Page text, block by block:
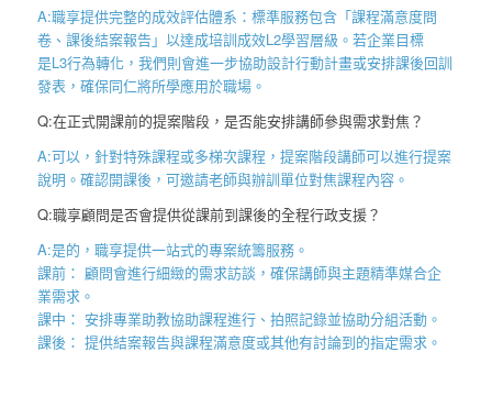
A:職享提供完整的成效評估體系：標準服務包含「課程滿意度問
卷、課後結案報告」以達成培訓成效L2學習層級。若企業目標
是L3行為轉化，我們則會進一步協助設計行動計畫或安排課後回訓
發表，確保同仁將所學應用於職場。
Q:在正式開課前的提案階段，是否能安排講師參與需求對焦？
A:可以，針對特殊課程或多梯次課程，提案階段講師可以進行提案
說明。確認開課後，可邀請老師與辦訓單位對焦課程內容。
Q:職享顧問是否會提供從課前到課後的全程行政支援？
A:是的，職享提供一站式的專案統籌服務。
課前： 顧問會進行細緻的需求訪談，確保講師與主題精準媒合企
業需求。
課中： 安排專業助教協助課程進行、拍照記錄並協助分組活動。
課後： 提供結案報告與課程滿意度或其他有討論到的指定需求。